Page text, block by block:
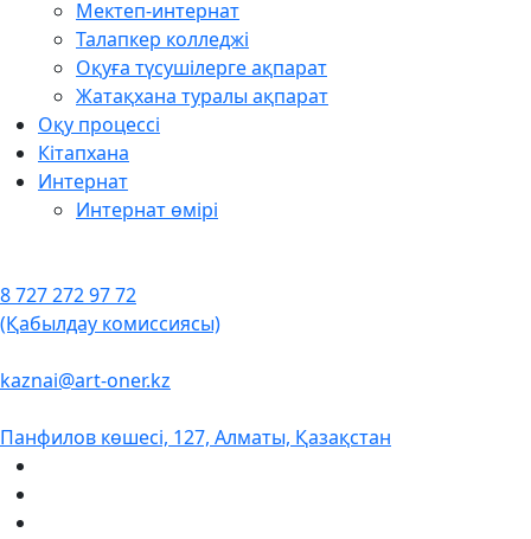
Мектеп-интернат
Талапкер колледжі
Оқуға түсушілерге ақпарат
Жатақхана туралы ақпарат
Оқу процессі
Кітапхана
Интернат
Интернат өмірі
8 727 272 97 72
(Қабылдау комиссиясы)
kaznai@art-oner.kz
Панфилов көшесі, 127, Алматы, Қазақстан